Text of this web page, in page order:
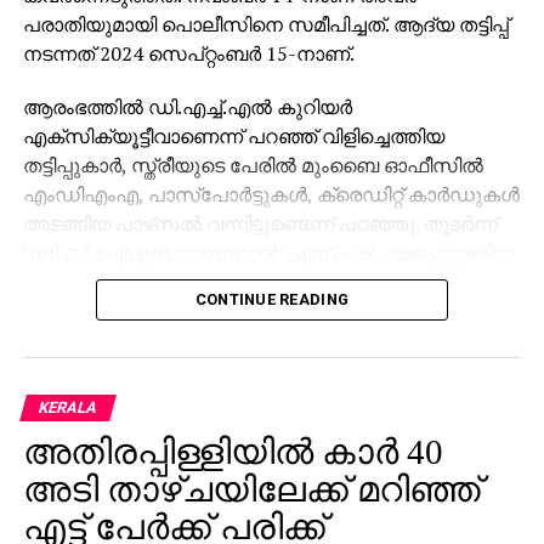
പരാതിയുമായി പൊലീസിനെ സമീപിച്ചത്. ആദ്യ തട്ടിപ്പ്
നടന്നത് 2024 സെപ്റ്റംബര്‍ 15-നാണ്.
ആരംഭത്തില്‍ ഡി.എച്ച്.എല്‍ കുറിയര്‍
എക്‌സിക്യൂട്ടീവാണെന്ന് പറഞ്ഞ് വിളിച്ചെത്തിയ
തട്ടിപ്പുകാര്‍, സ്ത്രീയുടെ പേരില്‍ മുംബൈ ഓഫീസില്‍
എംഡിഎംഎ, പാസ്പോര്‍ട്ടുകള്‍, ക്രെഡിറ്റ് കാര്‍ഡുകള്‍
അടങ്ങിയ പാഴ്‌സല്‍ വന്നിട്ടുണ്ടെന്ന് പറഞ്ഞു. തുടര്‍ന്ന്
മറ്റൊരാള്‍ ഭീഷണിപ്പെടുത്തി. അറസ്റ്റ് ചെയ്യുമെന്ന
ഭീഷണിക്കിടെ നിരപരാധിത്വം തെളിയിക്കാന്‍ സ്ത്രീയെ
ചെയ്തു.
മകന്റെ വിവാഹം അടുത്തുള്ളതിനാല്‍ ഭീതിയില്‍പ്പെട്ട
അവര്‍ തട്ടിപ്പുകാരുടെ നിര്‍ദ്ദേശം അനുസരിക്കേണ്ടി
വന്നു. ‘ജാമ്യം’ എന്ന പേരില്‍ ആദ്യം രണ്ട് കോടി
CONTINUE READING
KERALA
അതിരപ്പിള്ളിയില്‍ കാര്‍ 40
അടി താഴ്ചയിലേക്ക് മറിഞ്ഞ്
എട്ട് പേര്‍ക്ക് പരിക്ക്